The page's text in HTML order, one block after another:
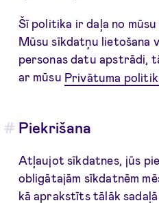
Šī politika ir daļa no
Mūsu sīkdatņu lietošana
personas datu apstrādi,
ar mūsu Privātuma
Piekrišana
Atļaujot sīkdatnes, jūs
obligātajām sīkdatnēm
kā aprakstīts tālāk